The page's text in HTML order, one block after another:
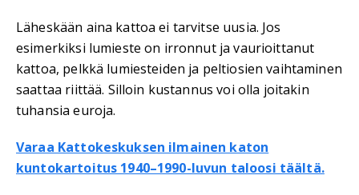
Läheskään aina kattoa ei tarvitse uusia. Jos
esimerkiksi lumieste on irronnut ja vaurioittanut
kattoa, pelkkä lumiesteiden ja peltiosien vaihtaminen
saattaa riittää. Silloin kustannus voi olla joitakin
tuhansia euroja.
Varaa Kattokeskuksen ilmainen katon
kuntokartoitus 1940–1990-luvun taloosi täältä.